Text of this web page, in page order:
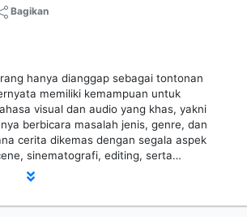
Bagikan
hanya dianggap sebagai tontonan
memiliki kemampuan untuk
visual dan audio yang khas, yakni
berbicara masalah jenis, genre, dan
cerita dikemas dengan segala aspek
sinematografi, editing, serta…